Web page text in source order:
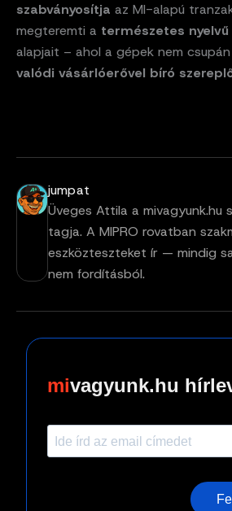
szabványosítja az MI-alapú
megteremti a természetes
alapjait – ahol a gépek nem
valódi vásárlóerővel bíró
jumpat
Üveges Attila a mivagyunk.hu
tagja. A MIPRO rovatban
eszközteszteket ír — mindig
nem fordításból.
vagyunk.hu